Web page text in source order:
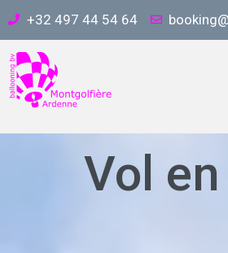
+32 497 44 54 64
Vol